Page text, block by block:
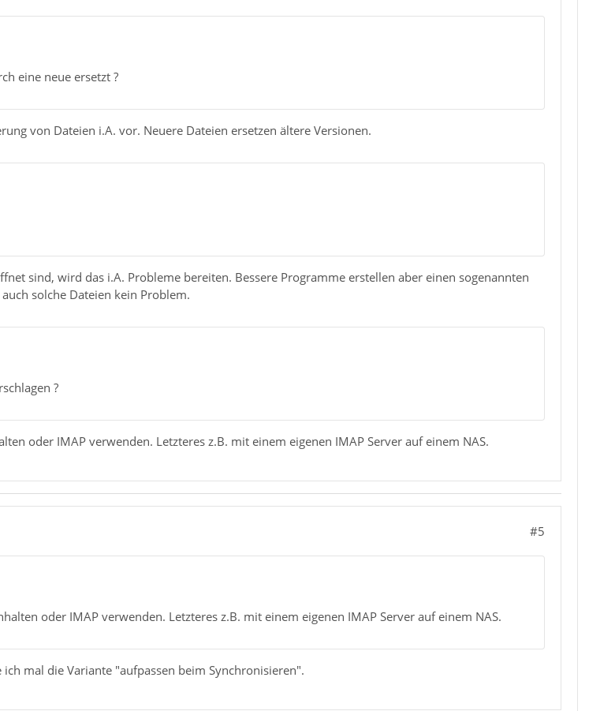
eine neue ersetzt ?
von Dateien i.A. vor. Neuere Dateien ersetzen ältere Versionen.
sind, wird das i.A. Probleme bereiten. Bessere Programme erstellen aber einen sogenannten
solche Dateien kein Problem.
?
oder IMAP verwenden. Letzteres z.B. mit einem eigenen IMAP Server auf einem NAS.
#5
oder IMAP verwenden. Letzteres z.B. mit einem eigenen IMAP Server auf einem NAS.
mal die Variante "aufpassen beim Synchronisieren".